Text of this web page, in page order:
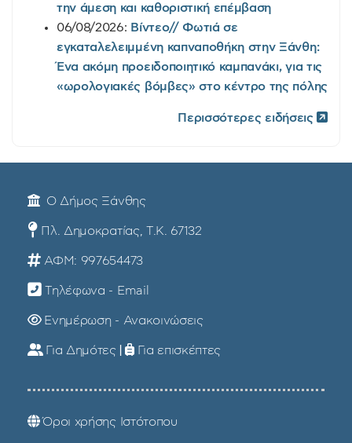
την άμεση και καθοριστική επέμβαση
06/08/2026: Βίντεο// Φωτιά σε
εγκαταλελειμμένη καπναποθήκη στην Ξάνθη:
Ένα ακόμη προειδοποιητικό καμπανάκι, για τις
«ωρολογιακές βόμβες» στο κέντρο της πόλης
Περισσότερες ειδήσεις
Ο Δήμος Ξάνθης
Πλ. Δημοκρατίας, Τ.Κ. 67132
ΑΦΜ: 997654473
Τηλέφωνα - Email
Ενημέρωση - Ανακοινώσεις
Για Δημότες | Για επισκέπτες
Όροι χρήσης Ιστότοπου